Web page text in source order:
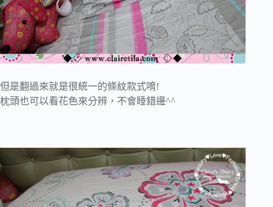
但是翻過來就是很統一的條紋款式唷!
枕頭也可以看花色來分辨，不會睡錯邊^^